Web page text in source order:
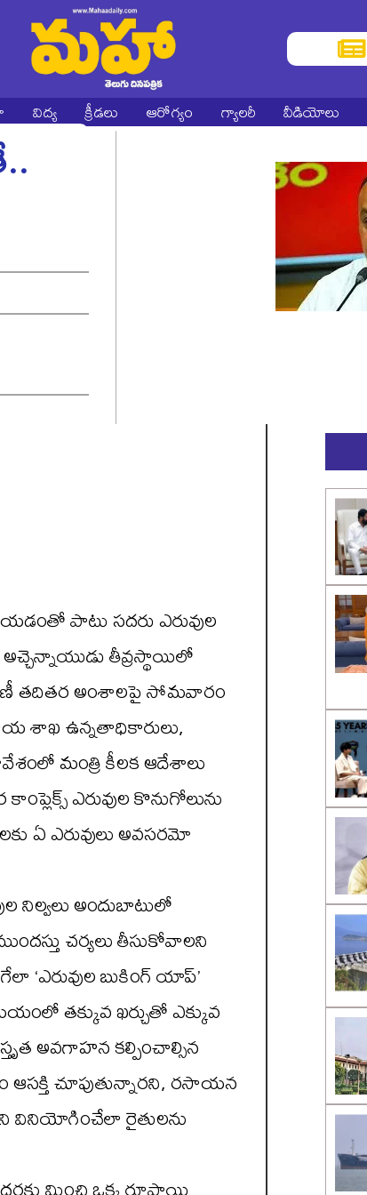
విద్య క్రీడలు ఆరోగ్యం గ్యాలరీ వీడియోలు
పాటు సదరు ఎరువుల
తీవ్రస్థాయిలో
తదితర అంశాలపై సోమవారం
శాఖ ఉన్నతాధికారులు,
మంత్రి కీలక ఆదేశాలు
ఎరువుల కొనుగోలును
ఏ ఎరువులు అవసరమో
నిల్వలు అందుబాటులో
చర్యలు తీసుకోవాలని
‘ఎరువుల బుకింగ్ యాప్’
తక్కువ ఖర్చుతో ఎక్కువ
అవగాహన కల్పించాల్సిన
చూపుతున్నారని, రసాయన
వినియోగించేలా రైతులను